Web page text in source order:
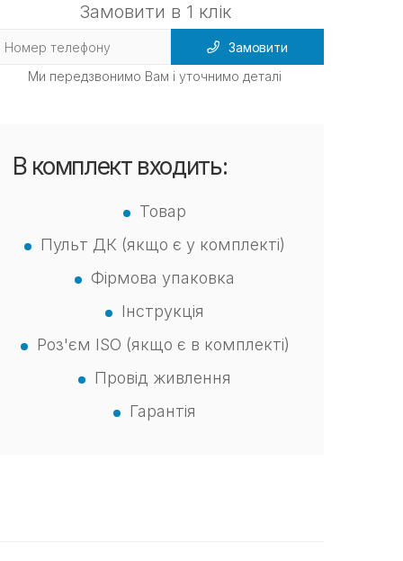
Замовити в 1 клік
Замовити
Ми передзвонимо Вам і уточнимо деталі
В комплект входить:
Товар
Пульт ДК (якщо є у комплекті)
Фірмова упаковка
Інструкція
Роз'єм ISO (якщо є в комплекті)
Провід живлення
Гарантія